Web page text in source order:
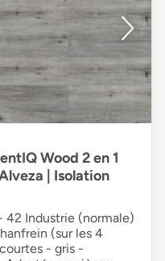
Wood 2 en 1
| Isolation
42 Industrie (normale)
(sur les 4
- gris -